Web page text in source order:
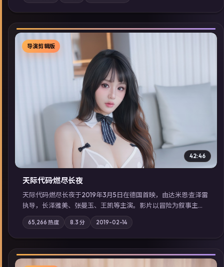
型高分佳作，畅享高清在线追剧体验。
▶
导演剪辑版
42:46
天际代码·燃尽长夜
天际代码·燃尽长夜于2019年3月5日在德国首映，由达米恩·查泽雷
执导，长泽雅美、张曼玉、王凯等主演。影片以冒险为叙事主
轴，记忆碎片重组后，主角发现自己从未活过“真实”的一天；摄
影与配乐强化地域气质；站内亦可通过「国产免费观看高清电视
剧在线看」延展检索同类型高分佳作，畅享高清在线追剧体验。
65,266 热度 8.3 分 2019-02-14